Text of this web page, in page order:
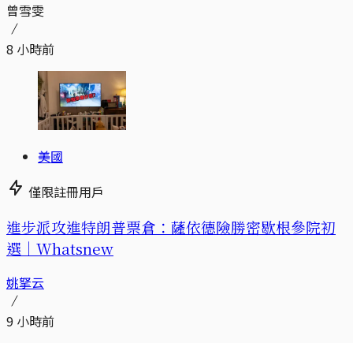
曾雪雯
8 小時前
美國
僅限註冊用戶
進步派攻進特朗普票倉：薩依德險勝密歇根參院初
選｜Whatsnew
姚拏云
9 小時前